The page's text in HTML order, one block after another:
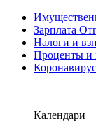
Зарплата
Налоги и
Проценты
Коронавирус
Календари